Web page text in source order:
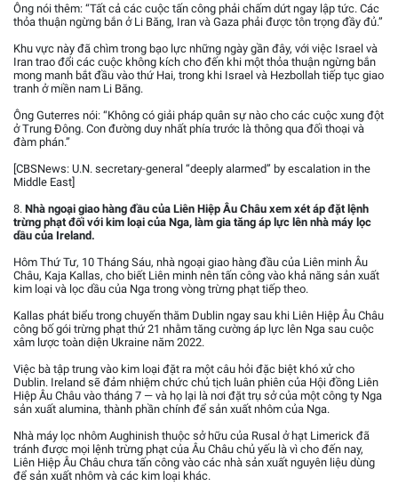
Ông nói thêm: “Tất cả các cuộc tấn công phải chấm dứt ngay lập tức. Các
thỏa thuận ngừng bắn ở Li Băng, Iran và Gaza phải được tôn trọng đầy đủ.”
Khu vực này đã chìm trong bạo lực những ngày gần đây, với việc Israel và
Iran trao đổi các cuộc không kích cho đến khi một thỏa thuận ngừng bắn
mong manh bắt đầu vào thứ Hai, trong khi Israel và Hezbollah tiếp tục giao
tranh ở miền nam Li Băng.
Ông Guterres nói: “Không có giải pháp quân sự nào cho các cuộc xung đột
ở Trung Đông. Con đường duy nhất phía trước là thông qua đối thoại và
đàm phán.”
[CBSNews: U.N. secretary-general “deeply alarmed” by escalation in the
Middle East]
8. Nhà ngoại giao hàng đầu của Liên Hiệp Âu Châu xem xét áp đặt lệnh
trừng phạt đối với kim loại của Nga, làm gia tăng áp lực lên nhà máy lọc
dầu của Ireland.
Hôm Thứ Tư, 10 Tháng Sáu, nhà ngoại giao hàng đầu của Liên minh Âu
Châu, Kaja Kallas, cho biết Liên minh nên tấn công vào khả năng sản xuất
kim loại và lọc dầu của Nga trong vòng trừng phạt tiếp theo.
Kallas phát biểu trong chuyến thăm Dublin ngay sau khi Liên Hiệp Âu Châu
công bố gói trừng phạt thứ 21 nhằm tăng cường áp lực lên Nga sau cuộc
xâm lược toàn diện Ukraine năm 2022.
Việc bà tập trung vào kim loại đặt ra một câu hỏi đặc biệt khó xử cho
Dublin. Ireland sẽ đảm nhiệm chức chủ tịch luân phiên của Hội đồng Liên
Hiệp Âu Châu vào tháng 7 — và họ lại là nơi đặt trụ sở của một công ty Nga
sản xuất alumina, thành phần chính để sản xuất nhôm của Nga.
Nhà máy lọc nhôm Aughinish thuộc sở hữu của Rusal ở hạt Limerick đã
tránh được mọi lệnh trừng phạt của Âu Châu chủ yếu là vì cho đến nay,
Liên Hiệp Âu Châu chưa tấn công vào các nhà sản xuất nguyên liệu dùng
để sản xuất nhôm và các kim loại khác.